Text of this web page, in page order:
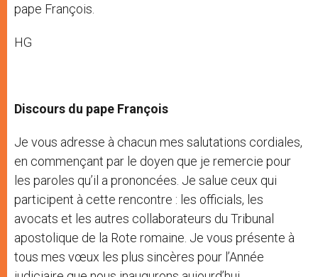
pape François.
HG
Discours du pape François
Je vous adresse à chacun mes salutations cordiales,
en commençant par le doyen que je remercie pour
les paroles qu’il a prononcées. Je salue ceux qui
participent à cette rencontre : les officials, les
avocats et les autres collaborateurs du Tribunal
apostolique de la Rote romaine. Je vous présente à
tous mes vœux les plus sincères pour l’Année